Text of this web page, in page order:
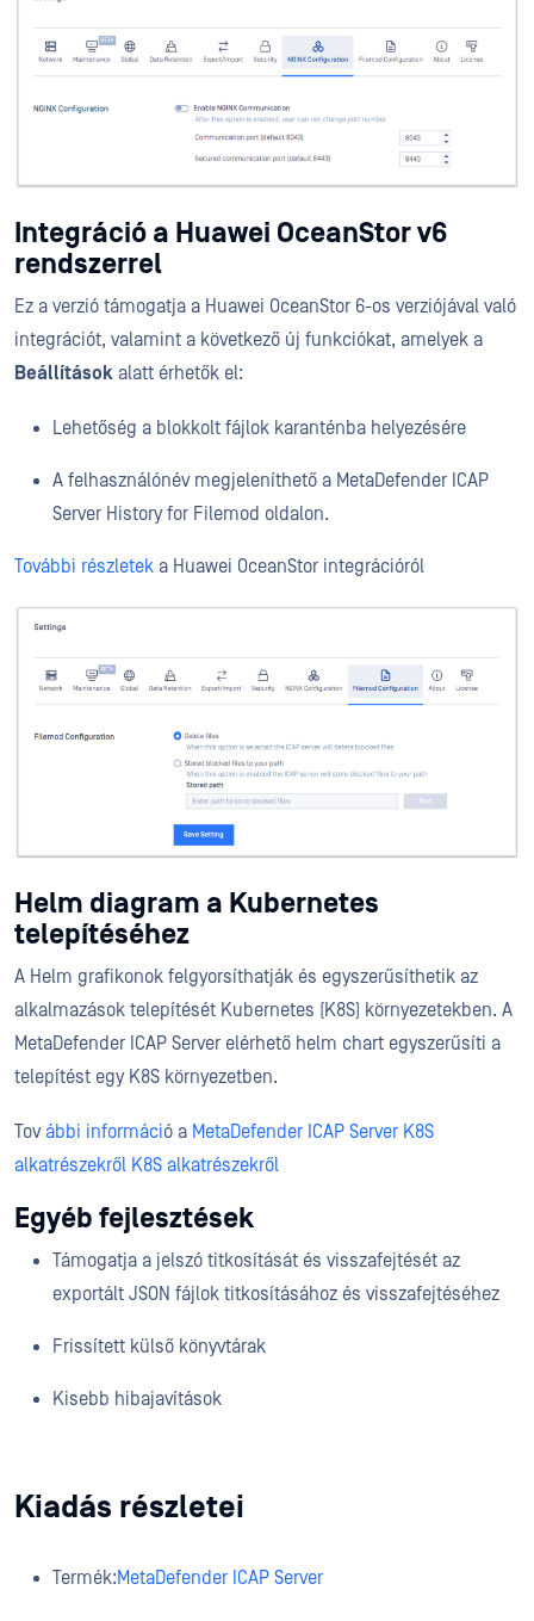
Integráció a Huawei OceanStor v6
rendszerrel
Ez a verzió támogatja a Huawei OceanStor 6-os verziójával való
integrációt, valamint a következő új funkciókat, amelyek a
Beállítások alatt érhetők el:
Lehetőség a blokkolt fájlok karanténba helyezésére
A felhasználónév megjeleníthető a MetaDefender ICAP
Server History for Filemod oldalon.
További részletek a Huawei OceanStor integrációról
Helm diagram a Kubernetes
telepítéséhez
A Helm grafikonok felgyorsíthatják és egyszerűsíthetik az
alkalmazások telepítését Kubernetes (K8S) környezetekben. A
MetaDefender ICAP Server elérhető helm chart egyszerűsíti a
telepítést egy K8S környezetben.
Tov ábbi információ a MetaDefender ICAP Server K8S
alkatrészekről K8S alkatrészekről
Egyéb fejlesztések
Támogatja a jelszó titkosítását és visszafejtését az
exportált JSON fájlok titkosításához és visszafejtéséhez
Frissített külső könyvtárak
Kisebb hibajavítások
Kiadás részletei
Termék:MetaDefender ICAP Server